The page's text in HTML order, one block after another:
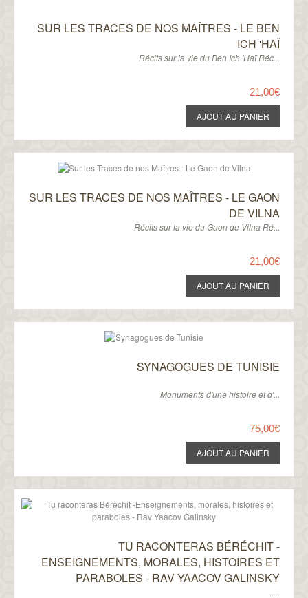
SUR LES TRACES DE NOS MAÎTRES - LE BEN
ICH 'HAÏ
Récits sur la vie du Ben Ich 'Haï Réc...
21,00€
SUR LES TRACES DE NOS MAÎTRES - LE GAON
DE VILNA
Récits sur la vie du Gaon de Vilna Ré...
21,00€
SYNAGOGUES DE TUNISIE
Monuments d'une histoire et d'...
75,00€
TU RACONTERAS BÉRÉCHIT -
ENSEIGNEMENTS, MORALES, HISTOIRES ET
PARABOLES - RAV YAACOV GALINSKY
.....